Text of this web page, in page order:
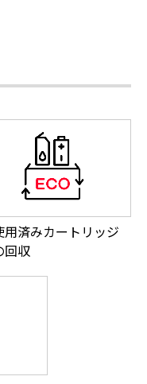
用済みカートリッジ
回収